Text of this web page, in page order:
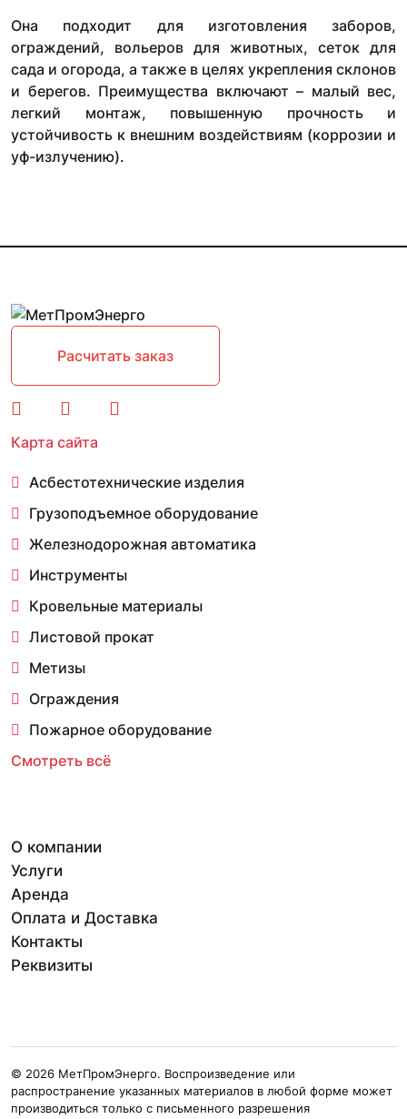
Она подходит для изготовления заборов,
ограждений, вольеров для животных, сеток для
сада и огорода, а также в целях укрепления склонов
и берегов. Преимущества включают – малый вес,
легкий монтаж, повышенную прочность и
устойчивость к внешним воздействиям (коррозии и
уф-излучению).
Расчитать заказ
Карта сайта
Асбестотехнические изделия
Грузоподъемное оборудование
Железнодорожная автоматика
Инструменты
Кровельные материалы
Листовой прокат
Метизы
Ограждения
Пожарное оборудование
Смотреть всё
О компании
Услуги
Аренда
Оплата и Доставка
Контакты
Реквизиты
© 2026 МетПромЭнерго. Воспроизведение или
распространение указанных материалов в любой форме может
производиться только с письменного разрешения